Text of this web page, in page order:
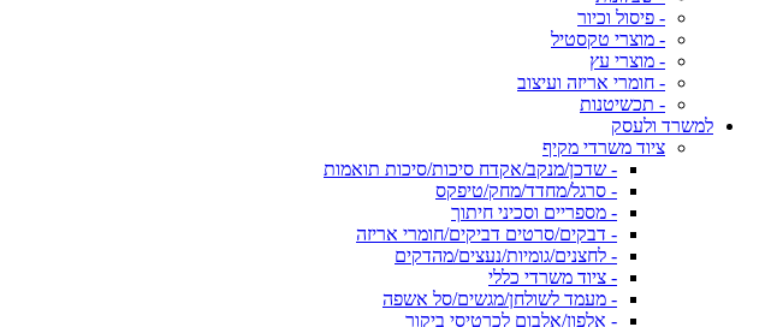
- פיסול וכיור
- מוצרי טקסטיל
- מוצרי עץ
- חומרי אריזה ועיצוב
- תכשיטנות
למשרד ולעסק
ציוד משרדי מקיף
- שדכן/מנקב/אקדח סיכות/סיכות תואמות
- סרגל/מחדד/מחק/טיפקס
- מספריים וסכיני חיתוך
- דבקים/סרטים דביקים/חומרי אריזה
- לחצנים/גומיות/נעצים/מהדקים
- ציוד משרדי כללי
- מעמד לשולחן/מגשים/סל אשפה
- אלפון/אלבום לכרטיסי ביקור